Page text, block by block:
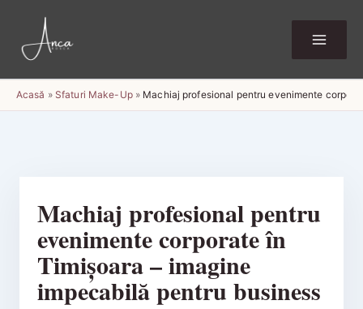
content
Acasă » Sfaturi Make-Up» Machiaj profesional pentru evenimente
Machiaj profesional pentru
evenimente corporate în
Timișoara – imagine
impecabilă pentru business